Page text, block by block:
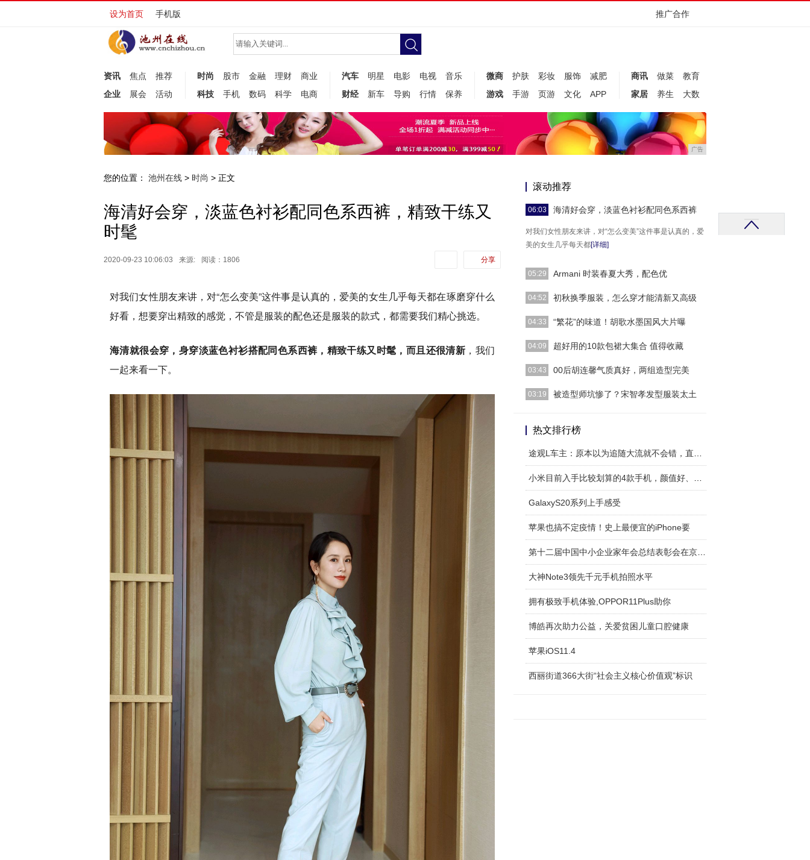
设为首页 手机版 推广合作
资讯 焦点
推荐
企业
展会 活动
时尚 股市 金融 理财
商业
科技
手机 数码 科学 电商
汽车 明星 电影 电视
音乐
财经
新车 导购 行情 保养
微商 护肤 彩妆 服饰
减肥
游戏
手游 页游 文化 APP
商讯 做菜
教育
家居
养生 大数
广告
您的位置： 池州在线 > 时尚 > 正文
海清好会穿，淡蓝色衬衫配同色系西裤，精致干练又
时髦
2020-09-23 10:06:03 来源: 阅读：1806 分享
对我们女性朋友来讲，对“怎么变美”这件事是认真的，爱美的女生几乎每天都在琢磨穿什么
好看，想要穿出精致的感觉，不管是服装的配色还是服装的款式，都需要我们精心挑选。
海清就很会穿，身穿淡蓝色衬衫搭配同色系西裤，精致干练又时髦，而且还很清新 ，我们
一起来看一下。
滚动推荐
06:03 海清好会穿，淡蓝色衬衫配同色系西裤
对我们女性朋友来讲，对“怎么变美”这件事是认真的，爱
美的女生几乎每天都[详细]
05:29 Armani 时装春夏大秀，配色优
导读：Armani 时装春夏大秀，配色优雅高级，件件都是
04:52 初秋换季服装，怎么穿才能清新又高级
豆沙粉服装搭配：可甜可盐可御姐，就看你怎么搭气温逐
04:33 “繁花”的味道！胡歌水墨国风大片曝
| (1/9)1905电影网讯9月22日，胡歌成为《时装男士》10
04:09 超好用的10款包裙大集合 值得收藏
TOP1：Lee Cooper牛仔半身裙女2020夏季新品泫雅包
03:43 00后胡连馨气质真好，两组造型完美
娱乐圈里向来不乏俊男美女，当85花90花保养得当越来
03:19 被造型师坑惨了？宋智孝发型服装太土
女人嘛，有爱美之心属
热文排行榜
GalaxyS20系列上手感受
苹果也搞不定疫情！史上最便宜的iPhone要
大神Note3领先千元手机拍照水平
拥有极致手机体验,OPPOR11Plus助你
博皓再次助力公益，关爱贫困儿童口腔健康
苹果iOS11.4
西丽街道366大街“社会主义核心价值观”标识